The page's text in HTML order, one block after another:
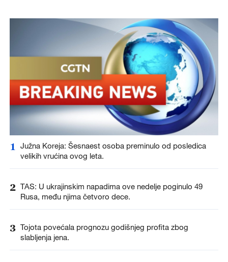
1
Južna Koreja: Šesnaest osoba preminulo od posledica
velikih vrućina ovog leta.
2 TAS: U ukrajinskim napadima ove nedelje poginulo 49
Rusa, među njima četvoro dece.
3 Tojota povećala prognozu godišnjeg profita zbog
slabljenja jena.